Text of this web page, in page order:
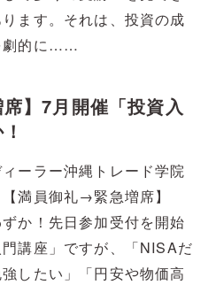
ます。それは、投資の成
劇的に……
】7月開催「投資入
ーラー沖縄トレード学院
満員御礼→緊急増席】
か！先日参加受付を開始
講座」ですが、「NISAだ
したい」「円安や物価高